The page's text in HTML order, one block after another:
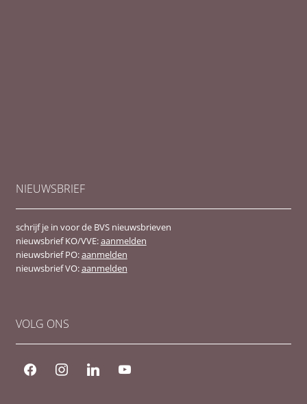
NIEUWSBRIEF
schrijf je in voor de BVS nieuwsbrieven
nieuwsbrief KO/VVE:aanmelden
nieuwsbrief PO:aanmelden
nieuwsbrief VO:aanmelden
VOLG ONS
facebook instagramlinkedin youtube